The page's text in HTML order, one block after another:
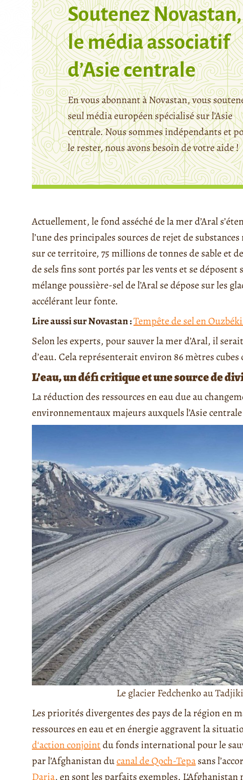
Soutenez Novastan,
le média associatif
d’Asie centrale
En vous abonnant à Novastan, vous
seul média européen spécialisé sur l’Asie
centrale. Nous sommes indépendants et
le rester, nous avons besoin de votre aide !
Actuellement, le fond asséché de la mer d’Aral
l’une des principales sources de rejet de
sur ce territoire, 75 millions de tonnes de sable et
de sels fins sont portés par les vents et se
mélange poussière-sel de l’Aral se dépose sur les
accélérant leur fonte.
Lire aussi sur Novastan :Tempête de sel en
Selon les experts, pour sauver la mer d’Aral, il
d’eau. Cela représenterait environ 86 mètres
L’eau, un défi critique et une source de
La réduction des ressources en eau due au
environnementaux majeurs auxquels l’Asie
Le glacier Fedchenko au
Les priorités divergentes des pays de la région en
ressources en eau et en énergie aggravent la
d‘action conjointdu fonds international pour le
par l’Afghanistan ducanal de Qoch-Tepasans
Daria, en sont les parfaits exemples.